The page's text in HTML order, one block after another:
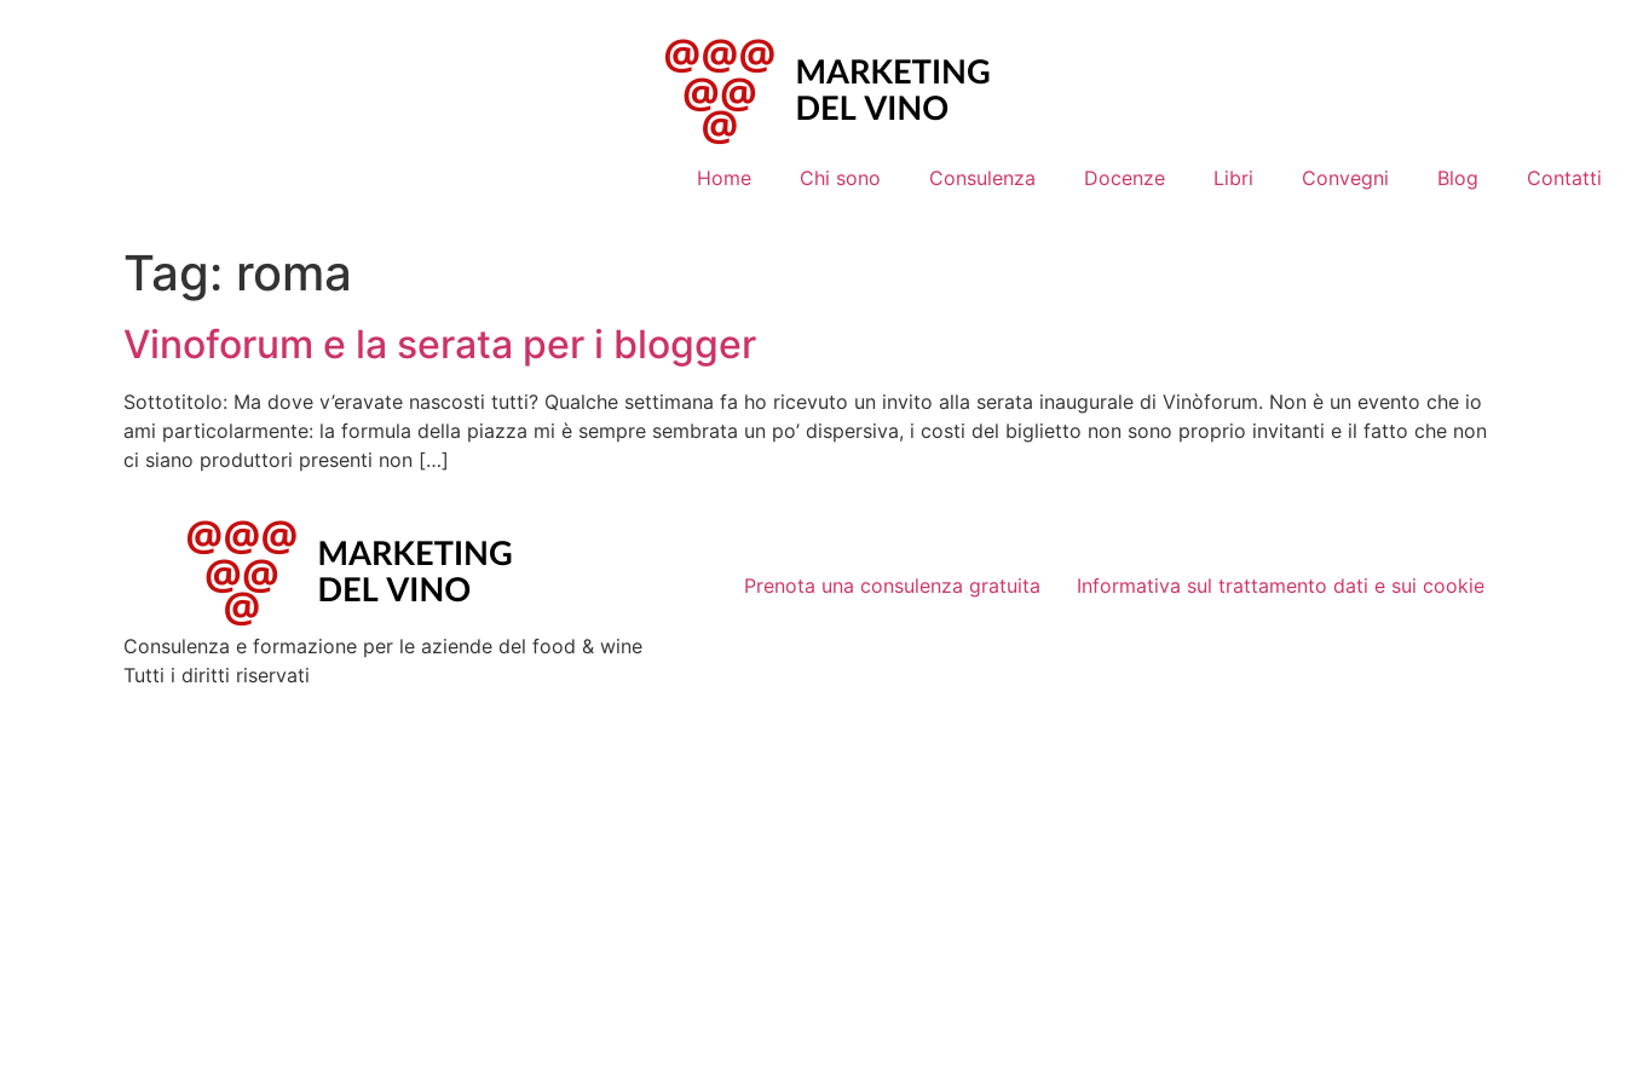
Home Chi sono Consulenza Docenze Libri Convegni Blog Contatti
Tag: roma
Vinoforum e la serata per i blogger
Sottotitolo: Ma dove v’eravate nascosti tutti? Qualche settimana fa ho ricevuto un invito alla serata inaugurale di Vinòforum. Non è un evento che io
ami particolarmente: la formula della piazza mi è sempre sembrata un po’ dispersiva, i costi del biglietto non sono proprio invitanti e il fatto che non
ci siano produttori presenti non […]
Consulenza e formazione per le aziende del food & wine
Prenota una consulenza gratuita Informativa sul trattamento dati e sui cookie
Tutti i diritti riservati